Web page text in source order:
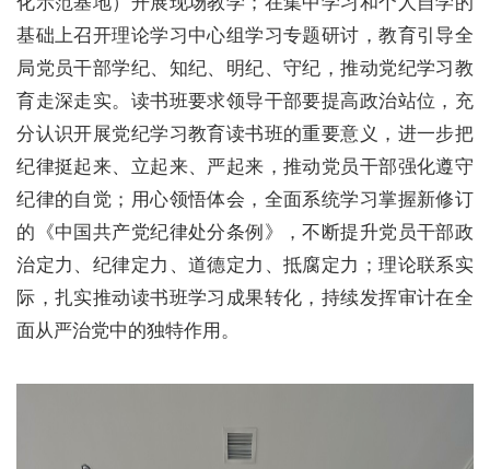
基础上召开理论学习中心组学习专题研讨，教育引导全
局党员干部学纪、知纪、明纪、守纪，推动党纪学习教
育走深走实。读书班要求领导干部要提高政治站位，充
分认识开展党纪学习教育读书班的重要意义，进一步把
纪律挺起来、立起来、严起来，推动党员干部强化遵守
纪律的自觉；用心领悟体会，全面系统学习掌握新修订
的《中国共产党纪律处分条例》，不断提升党员干部政
治定力、纪律定力、道德定力、抵腐定力；理论联系实
际，扎实推动读书班学习成果转化，持续发挥审计在全
面从严治党中的独特作用。